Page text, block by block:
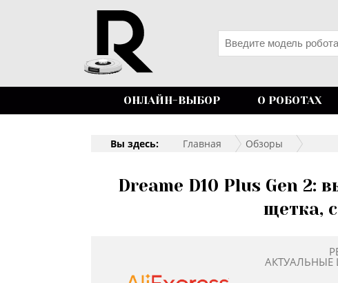
ОНЛАЙН-ВЫБОР О РОБОТАХ
Вы здесь: Главная Обзоры
Dreame D10 Plus Gen 2:
щетка,
АКТУАЛЬНЫЕ